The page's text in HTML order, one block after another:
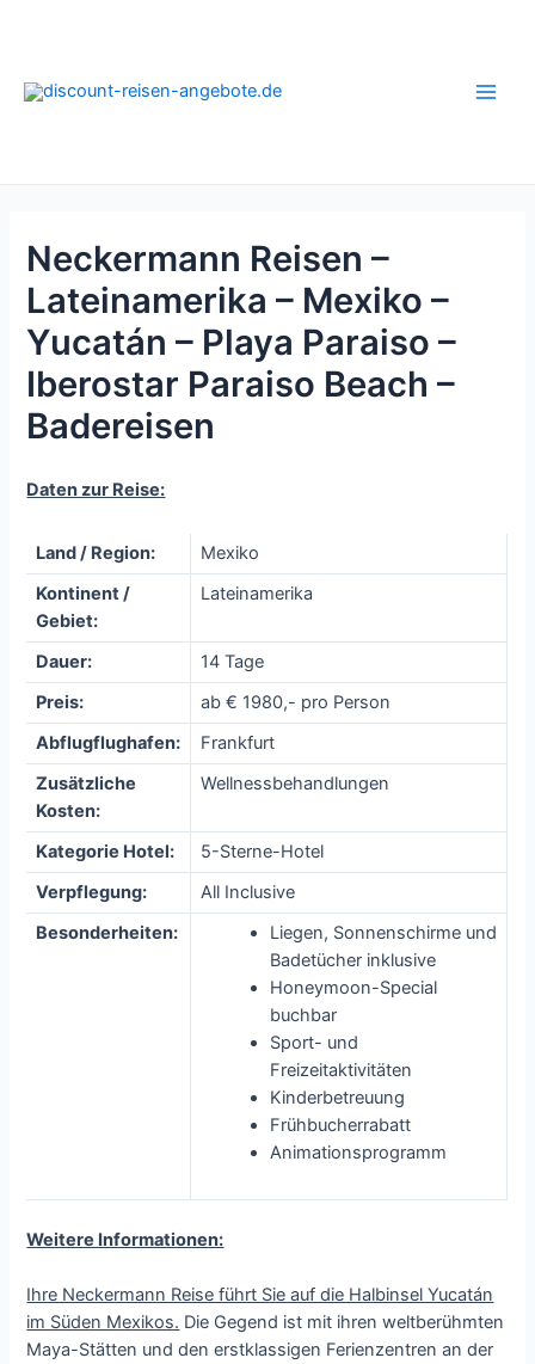
Neckermann Reisen –
Lateinamerika – Mexiko –
Yucatán – Playa Paraiso –
Iberostar Paraiso Beach –
Badereisen
Daten zur Reise:
Land / Region:
Mexiko
Kontinent /
Gebiet:
Lateinamerika
Dauer:
14 Tage
Preis:
ab € 1980,- pro Person
Abflugflughafen:
Frankfurt
Zusätzliche
Kosten:
Wellnessbehandlungen
Kategorie Hotel:
5-Sterne-Hotel
Verpflegung:
All Inclusive
Besonderheiten:
Liegen, Sonnenschirme und
Badetücher inklusive
Honeymoon-Special
buchbar
Sport- und
Freizeitaktivitäten
Kinderbetreuung
Frühbucherrabatt
Animationsprogramm
Weitere Informationen:
Ihre Neckermann Reise führt Sie auf die Halbinsel Yucatán
im Süden Mexikos. Die Gegend ist mit ihren weltberühmten
Maya-Stätten und den erstklassigen Ferienzentren an der